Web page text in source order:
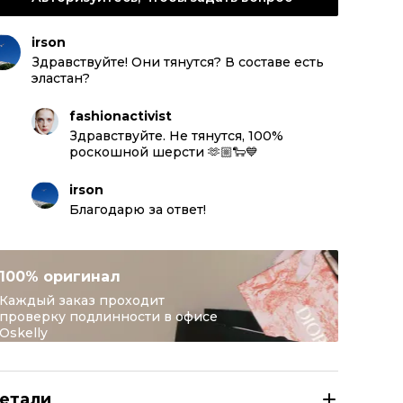
irson
Здравствуйте! Они тянутся? В составе есть
эластан?
fashionactivist
Здравствуйте. Не тянутся, 100%
роскошной шерсти 🫶🏼🐑💙
irson
Благодарю за ответ!
100% оригинал
Каждый заказ проходит
проверку подлинности в офисе
Oskelly